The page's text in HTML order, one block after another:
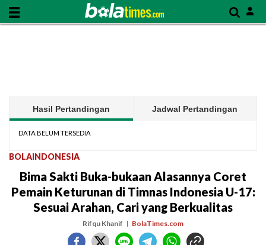
Hasil Pertandingan Jadwal Pertandingan
DATA BELUM TERSEDIA
BOLAINDONESIA
Bima Sakti Buka-bukaan Alasannya Coret
Pemain Keturunan di Timnas Indonesia U-17:
Sesuai Arahan, Cari yang Berkualitas
Rifqu Khanif BolaTimes.com